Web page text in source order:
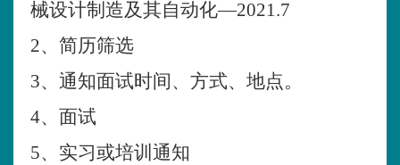
械设计制造及其自动化—2021.7
2、简历筛选
3、通知面试时间、方式、地点。
4、面试
5、实习或培训通知